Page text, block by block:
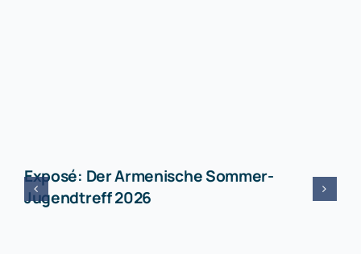
Exposé: Der Armenische Sommer-
Jugendtreff 2026